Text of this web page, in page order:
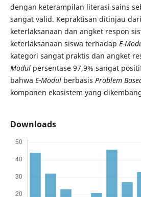
dengan keterampilan literasi sains
sangat valid. Kepraktisan ditinjau
keterlaksanaan dan angket respon
keterlaksanaan siswa terhadap E-
kategori sangat praktis dan angket
Modulpersentase 97,9% sangat
bahwa E-Modulberbasis Problem
komponen ekosistem yang
Downloads